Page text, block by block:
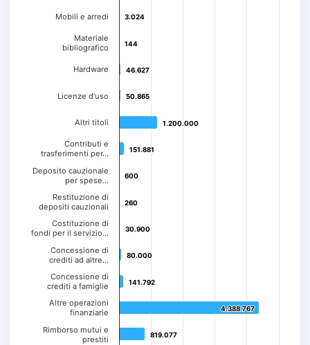
3.024
3.024
144
144
46.627
46.627
50.865
50.865
1.200.000
1.200.000
151.881
151.881
600
600
260
260
30.900
30.900
80.000
80.000
141.792
141.792
4.388.767
4.388.767
819.077
819.077
Mobili e arredi
Materiale
bibliografico
Hardware
Licenze d'uso
Altri titoli
Contributi e
trasferimenti per…
Deposito cauzionale
per spese…
Restituzione di
depositi cauzionali
Costituzione di
fondi per il servizio…
Concessione di
crediti ad altre…
Concessione di
crediti a famiglie
Altre operazioni
finanziarie
Rimborso mutui e
prestiti